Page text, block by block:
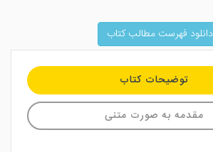
دانلود فهرست مطالب کتاب
توضیحات کتاب
مقدمه به صورت متنی